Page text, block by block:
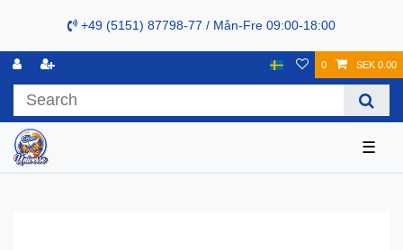
+49 (5151) 87798-77 / Mån-Fre 09:00-18:00
0 SEK 0.00
☰